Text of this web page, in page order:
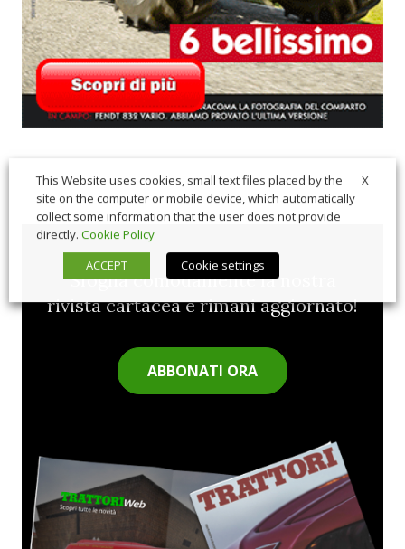
Sfoglia comodamente la nostra
rivista cartacea e rimani aggiornato!
ABBONATI ORA
X
This Website uses cookies, small text files placed by the
site on the computer or mobile device, which automatically
collect some information that the user does not provide
directly. Cookie Policy
ACCEPT
Cookie settings